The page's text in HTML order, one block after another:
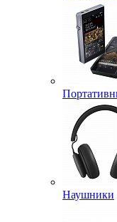
Наушники